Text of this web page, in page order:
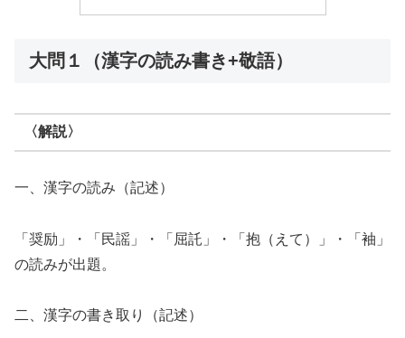
大問１（漢字の読み書き+敬語）
〈解説〉
一、漢字の読み（記述）
「奨励」・「民謡」・「屈託」・「抱（えて）」・「袖」
の読みが出題。
二、漢字の書き取り（記述）